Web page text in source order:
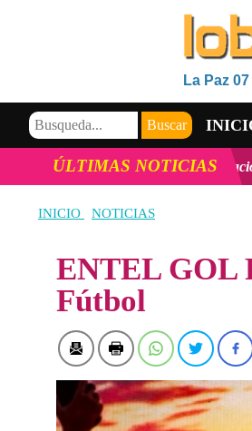
La Paz
VIDEOS
ÚLTIMAS NOTICIAS
la innovación y la inclusión
INICIO NOTICIAS
ENTEL GOL
Fútbol